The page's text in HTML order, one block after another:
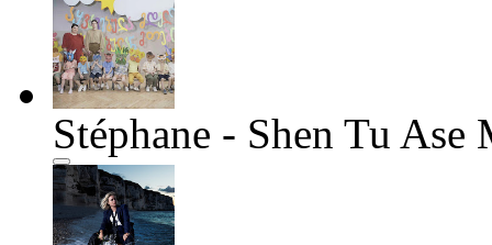
Stéphane - Shen Tu Ase